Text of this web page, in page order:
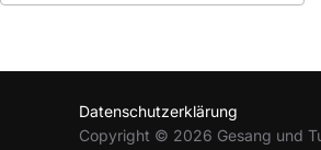
Datenschutzerklärung
Copyright © 2026 Gesang und